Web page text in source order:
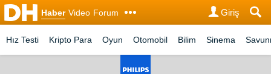
Haber Video Forum Giriş
Hız Testi Kripto Para Oyun Otomobil Bilim Sinema